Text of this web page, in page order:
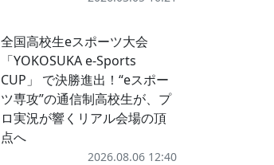
全国高校生eスポーツ大会
「YOKOSUKA e-Sports
CUP」 で決勝進出！“eスポー
ツ専攻”の通信制高校生が、プ
ロ実況が響くリアル会場の頂
点へ
2026.08.06 12:40